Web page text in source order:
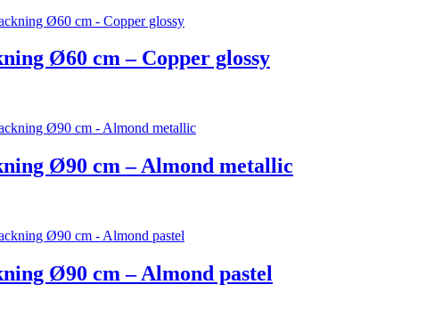
Ø60 cm – Copper glossy
Ø90 cm – Almond metallic
Ø90 cm – Almond pastel